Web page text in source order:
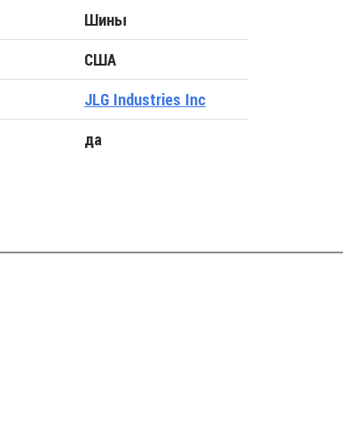
Шины
США
JLG Industries Inc
да